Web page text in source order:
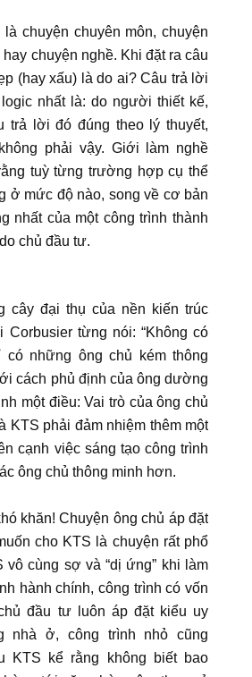
chuyện chuyên môn, chuyện
chuyện nghề. Khi đặt ra câu
(hay xấu) là do ai? Câu trả lời
nhất là: do người thiết kế,
trả lời đó đúng theo lý thuyết,
phải vậy. Giới làm nghề
tuỳ từng trường hợp cụ thể
ở mức độ nào, song về cơ bản
nhất của một công trình thành
chủ đầu tư.
cây đại thụ của nền kiến trúc
Corbusier từng nói: “Không có
có những ông chủ kém thông
cách phủ định của ông dường
một điều: Vai trò của ông chủ
KTS phải đảm nhiệm thêm một
cạnh việc sáng tạo công trình
ông chủ thông minh hơn.
khăn! Chuyện ông chủ áp đặt
cho KTS là chuyện rất phổ
vô cùng sợ và “dị ứng” khi làm
hành chính, công trình có vốn
đầu tư luôn áp đặt kiểu uy
nhà ở, công trình nhỏ cũng
KTS kể rằng không biết bao